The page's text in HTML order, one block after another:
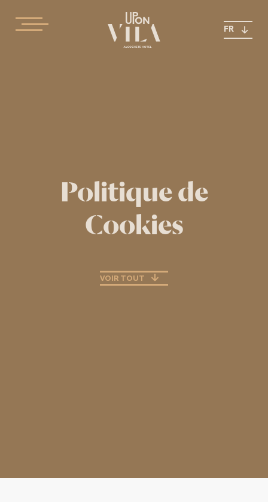
FR
Politique de
Cookies
VOIR TOUT